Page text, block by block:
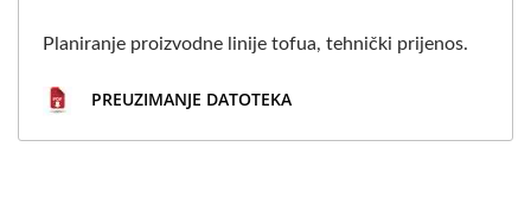
Planiranje proizvodne linije tofua, tehnički prijenos.
PREUZIMANJE DATOTEKA